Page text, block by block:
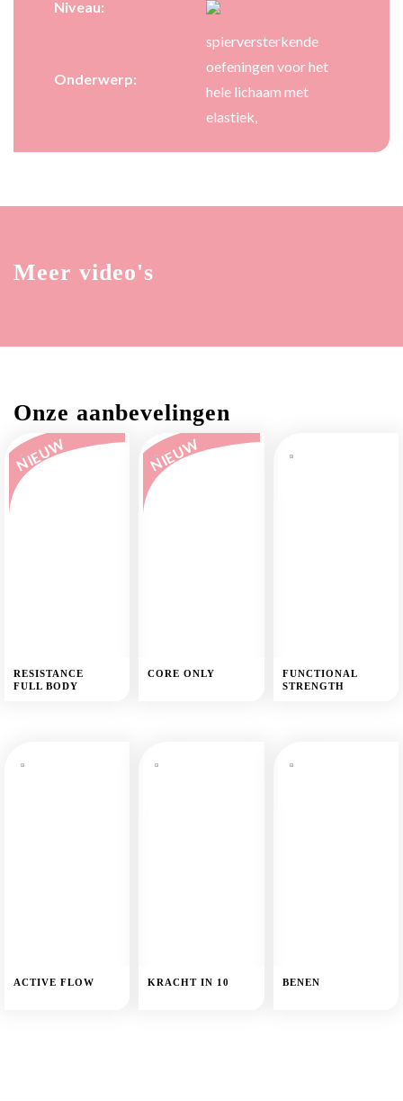
Niveau:
Onderwerp:
spierversterkende
oefeningen voor het
hele lichaam met
elastiek,
Meer video's
Onze aanbevelingen
NIEUW
RESISTANCE
FULL BODY
NIEUW
CORE ONLY
FUNCTIONAL
STRENGTH
ACTIVE FLOW KRACHT IN 10 BENEN